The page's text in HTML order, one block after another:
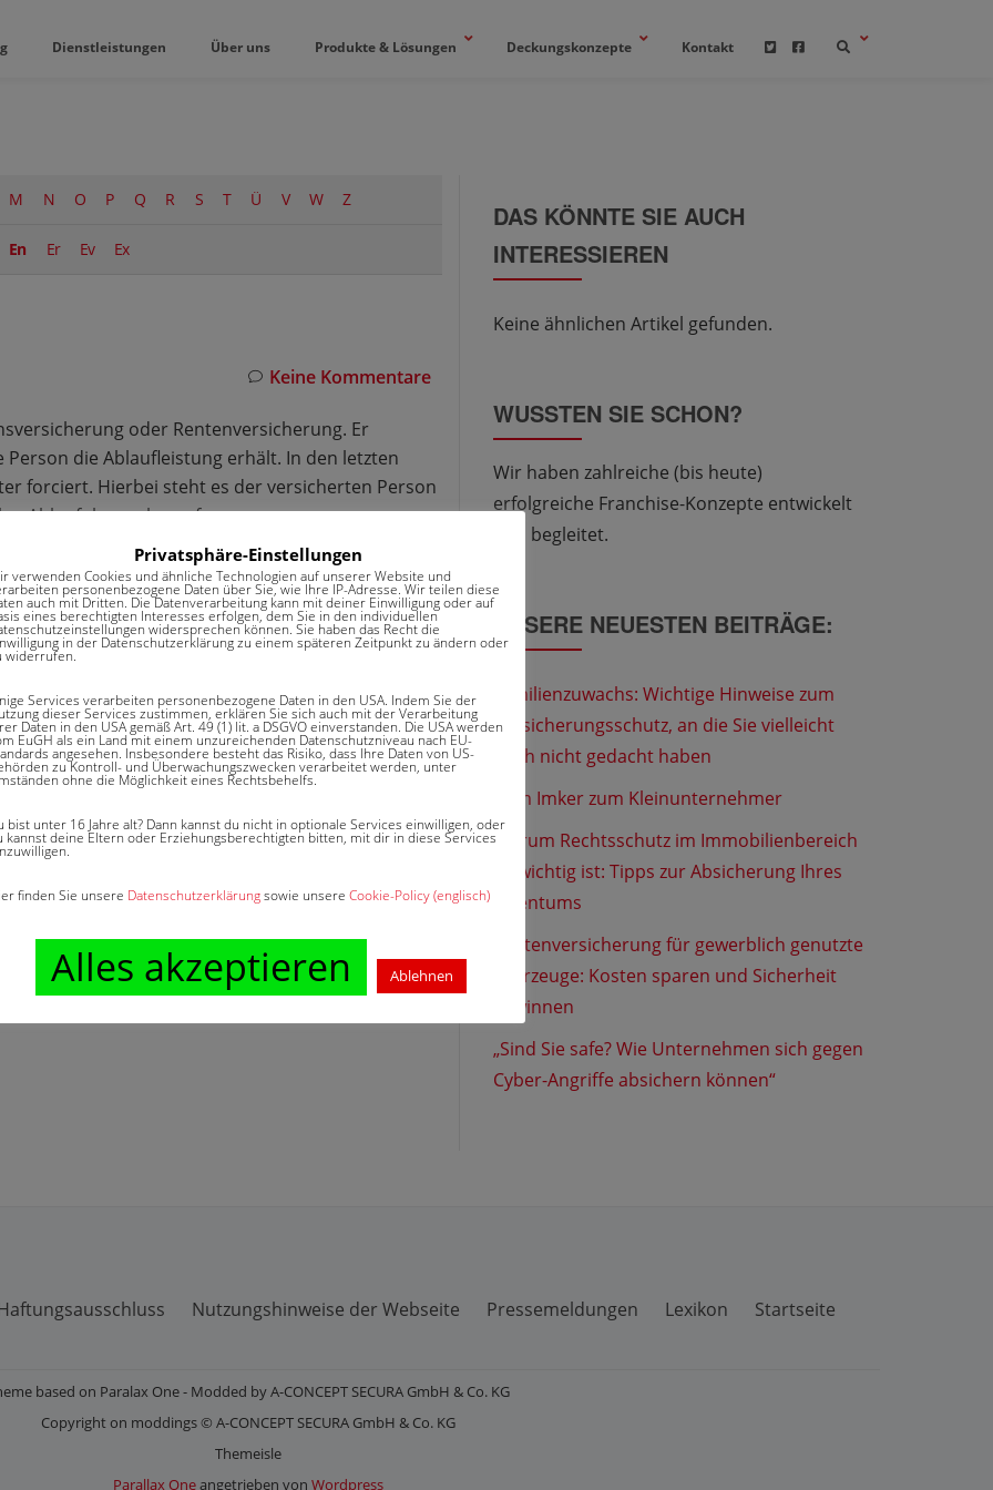
Dienstleistungen Über uns Produkte & Lösungen Deckungskonzepte Kontakt
M N O P Q R S T Ü V W Z
En Er Ev Ex
Keine Kommentare
oder Rentenversicherung. Er
die Ablaufleistung erhält. In den letzten
forciert. Hierbei steht es der versicherten Person
Ablaufphase abzurufen.
fixiert und kann in der Regel nicht mehr
Erstes Risiko
DAS KÖNNTE SIE AUCH
INTERESSIEREN
Keine ähnlichen Artikel gefunden.
WUSSTEN SIE SCHON?
Wir haben zahlreiche (bis heute)
erfolgreiche Franchise-Konzepte entwickelt
und begleitet.
UNSERE NEUESTEN BEITRÄGE:
Familienzuwachs: Wichtige Hinweise zum
Versicherungsschutz, an die Sie vielleicht
noch nicht gedacht haben
Vom Imker zum Kleinunternehmer
Warum Rechtsschutz im Immobilienbereich
so wichtig ist: Tipps zur Absicherung Ihres
Eigentums
Flottenversicherung für gewerblich genutzte
Fahrzeuge: Kosten sparen und Sicherheit
gewinnen
„Sind Sie safe? Wie Unternehmen sich gegen
Cyber-Angriffe absichern können“
Nutzungshinweise der Webseite Pressemeldungen Lexikon Startseite
based on Paralax One - Modded by A-CONCEPT SECURA GmbH & Co. KG
Copyright on moddings © A-CONCEPT SECURA GmbH & Co. KG
Themeisle
Parallax Oneangetrieben von Wordpress
Privatsphäre-Einstellungen
verwenden Cookies und ähnliche Technologien auf unserer Website und
personenbezogene Daten über Sie, wie Ihre IP-Adresse. Wir teilen diese
auch mit Dritten. Die Datenverarbeitung kann mit deiner Einwilligung oder auf
eines berechtigten Interesses erfolgen, dem Sie in den individuellen
widersprechen können. Sie haben das Recht die
in der Datenschutzerklärung zu einem späteren Zeitpunkt zu ändern oder
widerrufen.
Services verarbeiten personenbezogene Daten in den USA. Indem Sie der
dieser Services zustimmen, erklären Sie sich auch mit der Verarbeitung
Daten in den USA gemäß Art. 49 (1) lit. a DSGVO einverstanden. Die USA werden
EuGH als ein Land mit einem unzureichenden Datenschutzniveau nach EU-
angesehen. Insbesondere besteht das Risiko, dass Ihre Daten von US-
zu Kontroll- und Überwachungszwecken verarbeitet werden, unter
ohne die Möglichkeit eines Rechtsbehelfs.
bist unter 16 Jahre alt? Dann kannst du nicht in optionale Services einwilligen, oder
kannst deine Eltern oder Erziehungsberechtigten bitten, mit dir in diese Services
finden Sie unsere Datenschutzerklärungsowie unsere Cookie-Policy (englisch)
Alles akzeptieren Ablehnen